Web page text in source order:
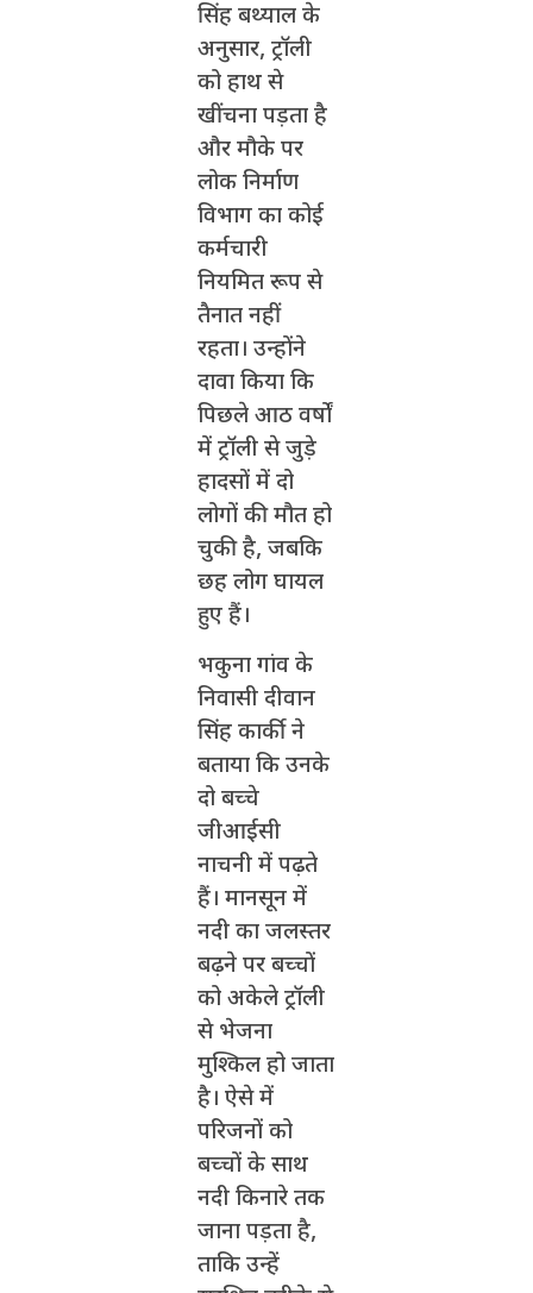
सिंह बथ्याल के
अनुसार, ट्रॉली
को हाथ से
खींचना पड़ता है
और मौके पर
लोक निर्माण
विभाग का कोई
कर्मचारी
नियमित रूप से
तैनात नहीं
रहता। उन्होंने
दावा किया कि
पिछले आठ वर्षों
में ट्रॉली से जुड़े
हादसों में दो
लोगों की मौत हो
चुकी है, जबकि
छह लोग घायल
हुए हैं।
भकुना गांव के
निवासी दीवान
सिंह कार्की ने
बताया कि उनके
दो बच्चे
जीआईसी
नाचनी में पढ़ते
हैं। मानसून में
नदी का जलस्तर
बढ़ने पर बच्चों
को अकेले ट्रॉली
से भेजना
मुश्किल हो जाता
है। ऐसे में
परिजनों को
बच्चों के साथ
नदी किनारे तक
जाना पड़ता है,
ताकि उन्हें